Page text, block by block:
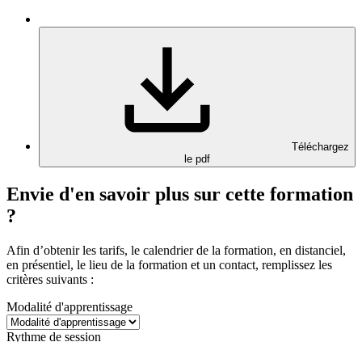
Téléchargez
le pdf
Envie d'en savoir plus sur cette formation
?
Afin d’obtenir les tarifs, le calendrier de la formation, en distanciel,
en présentiel, le lieu de la formation et un contact, remplissez les
critères suivants :
Modalité d'apprentissage
Rythme de session